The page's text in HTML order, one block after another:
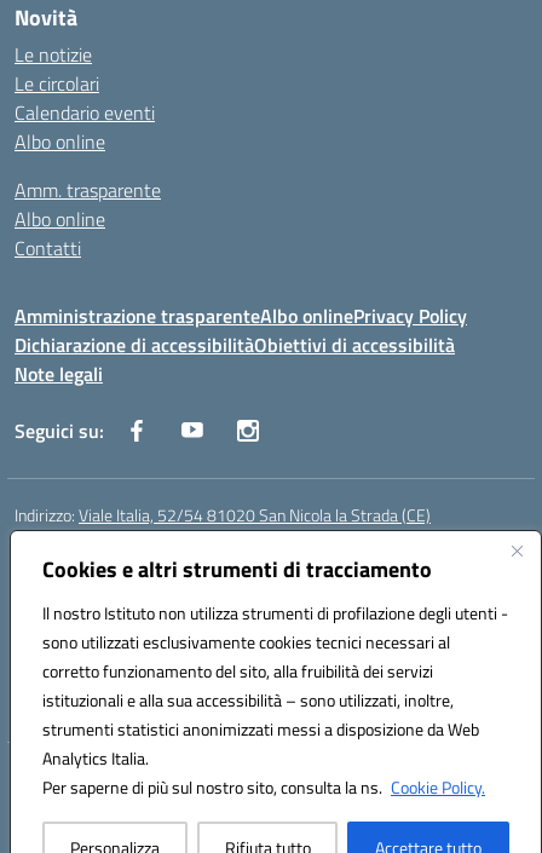
Cookies e altri strumenti di tracciamento
Il nostro Istituto non utilizza strumenti di profilazione degli utenti -
sono utilizzati esclusivamente cookies tecnici necessari al
corretto funzionamento del sito, alla fruibilità dei servizi
istituzionali e alla sua accessibilità – sono utilizzati, inoltre,
strumenti statistici anonimizzati messi a disposizione da Web
Analytics Italia.
Per saperne di più sul nostro sito, consulta la ns. Cookie Policy.
Personalizza Rifiuta tutto Accettare tutto
Novità
Le notizie
Le circolari
Calendario eventi
Albo online
Amm. trasparente
Albo online
Contatti
Amministrazione trasparenteAlbo onlinePrivacy Policy
Dichiarazione di accessibilitàObiettivi di accessibilità
Note legali
Seguici su:
Indirizzo:Viale Italia, 52/54 81020 San Nicola la Strada (CE)
Centralino:
Posta elettronica certificata (PEC):ceic86700d@pec.istruzione.it
Codice fiscale: 93081990611
Codice meccanografico:CEIC86700D
Codice Indice delle Pubbliche Amministrazioni (IPA): istsc_ceic86700d
Codice unico di fatturazione (CUF): XLWGV9
Hosting & Powered by 3D Solution S.r.l.
Concept & Design by Designers Italia